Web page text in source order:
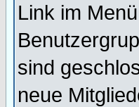
Link im
sind
neue